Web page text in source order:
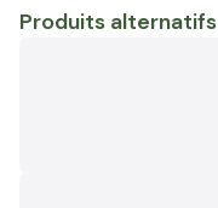
Produits alternatifs